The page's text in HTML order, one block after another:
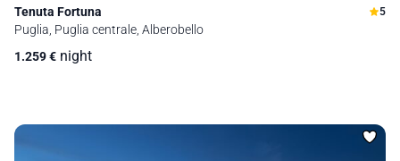
Tenuta Fortuna 5
Puglia, Puglia centrale, Alberobello
1.259€ night